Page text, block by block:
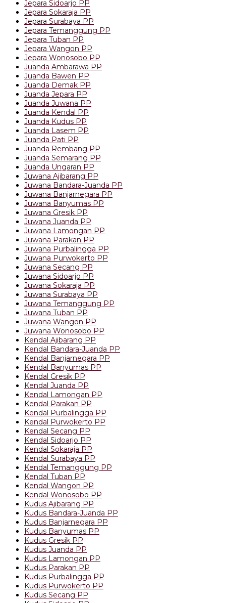
Jepara Sidoarjo PP
Jepara Sokaraja PP
Jepara Surabaya PP
Jepara Temanggung PP
Jepara Tuban PP
Jepara Wangon PP
Jepara Wonosobo PP
Juanda Ambarawa PP
Juanda Bawen PP
Juanda Demak PP
Juanda Jepara PP
Juanda Juwana PP
Juanda Kendal PP
Juanda Kudus PP
Juanda Lasem PP
Juanda Pati PP
Juanda Rembang PP
Juanda Semarang PP
Juanda Ungaran PP
Juwana Ajibarang PP
Juwana Bandara-Juanda PP
Juwana Banjarnegara PP
Juwana Banyumas PP
Juwana Gresik PP
Juwana Juanda PP
Juwana Lamongan PP
Juwana Parakan PP
Juwana Purbalingga PP
Juwana Purwokerto PP
Juwana Secang PP
Juwana Sidoarjo PP
Juwana Sokaraja PP
Juwana Surabaya PP
Juwana Temanggung PP
Juwana Tuban PP
Juwana Wangon PP
Juwana Wonosobo PP
Kendal Ajibarang PP
Kendal Bandara-Juanda PP
Kendal Banjarnegara PP
Kendal Banyumas PP
Kendal Gresik PP
Kendal Juanda PP
Kendal Lamongan PP
Kendal Parakan PP
Kendal Purbalingga PP
Kendal Purwokerto PP
Kendal Secang PP
Kendal Sidoarjo PP
Kendal Sokaraja PP
Kendal Surabaya PP
Kendal Temanggung PP
Kendal Tuban PP
Kendal Wangon PP
Kendal Wonosobo PP
Kudus Ajibarang PP
Kudus Bandara-Juanda PP
Kudus Banjarnegara PP
Kudus Banyumas PP
Kudus Gresik PP
Kudus Juanda PP
Kudus Lamongan PP
Kudus Parakan PP
Kudus Purbalingga PP
Kudus Purwokerto PP
Kudus Secang PP